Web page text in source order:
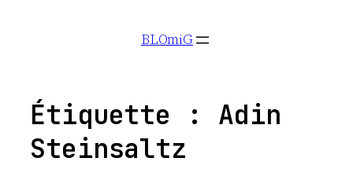
BLOmiG
Étiquette : Adin
Steinsaltz